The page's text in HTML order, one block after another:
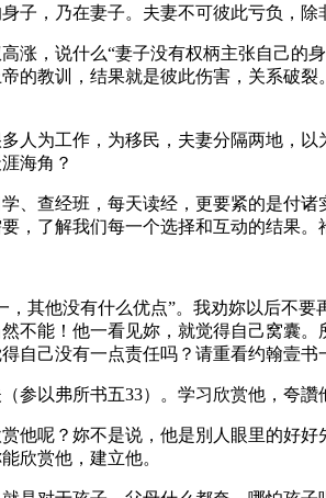
子，乃在妻子。夫妻不可彼此亏负，
涨，说什么“妻子没有权柄主张自己
的教训，结果就是彼此伤害，关系破
人为工作，为移民，夫妻分隔两地，
海角？
、查经班，每天读经，更要紧的是付
，了解我们每一个选择和互动的结果。
，其他没有什么优点”。我劝妳以后不
不能！他一看见妳，就觉得自己窝囊
自己没有一点责任吗？请重看约翰壹书
参以弗所书五33）。学习欣赏他，夸讚
他呢？妳不是说，他是別人眼里的好
欣赏他，建立他。